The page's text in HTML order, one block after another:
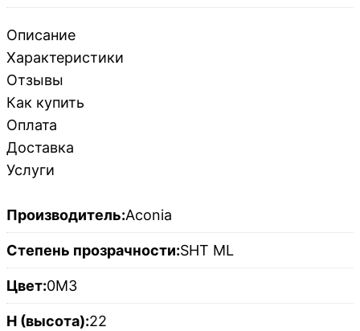
Описание
Характеристики
Отзывы
Как купить
Оплата
Доставка
Услуги
Производитель:Aconia
Степень прозрачности:SHT ML
Цвет:0M3
H (высота):22